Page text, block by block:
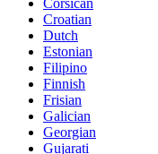
Croatian
Dutch
Estonian
Filipino
Finnish
Frisian
Galician
Georgian
Gujarati